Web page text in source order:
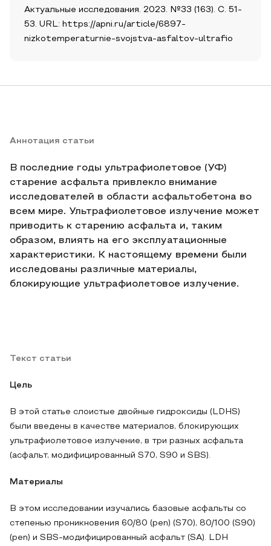
Актуальные исследования. 2023. №33 (163). С. 51-
53. URL: https://apni.ru/article/6897-
nizkotemperaturnie-svojstva-asfaltov-ultrafio
Аннотация статьи
В последние годы ультрафиолетовое (УФ)
старение асфальта привлекло внимание
исследователей в области асфальтобетона во
всем мире. Ультрафиолетовое излучение может
приводить к старению асфальта и, таким
образом, влиять на его эксплуатационные
характеристики. К настоящему времени были
исследованы различные материалы,
блокирующие ультрафиолетовое излучение.
Текст статьи
Цель
В этой статье слоистые двойные гидроксиды (LDHS)
были введены в качестве материалов, блокирующих
ультрафиолетовое излучение, в три разных асфальта
(асфальт, модифицированный S70, S90 и SBS).
Материалы
В этом исследовании изучались базовые асфальты со
степенью проникновения 60/80 (pen) (S70), 80/100 (S90)
(pen) и SBS-модифицированный асфальт (SA). LDH